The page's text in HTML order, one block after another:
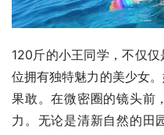
120斤的小王同学，不仅
位拥有独特魅力的美少女
果敢。在微密圈的镜头前
力。无论是清新自然的田